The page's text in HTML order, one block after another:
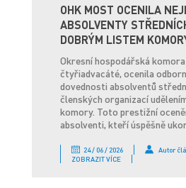
OHK MOST OCENILA
ABSOLVENTY
DOBRÝM LISTEM
Okresní hospodářská
čtyřiadvacáté, ocenila
dovednosti absolventů
členských organizací
komory. Toto prestižní
absolventi, kteří úspěšně
24 / 06 / 2026
Autor
ZOBRAZIT VÍCE